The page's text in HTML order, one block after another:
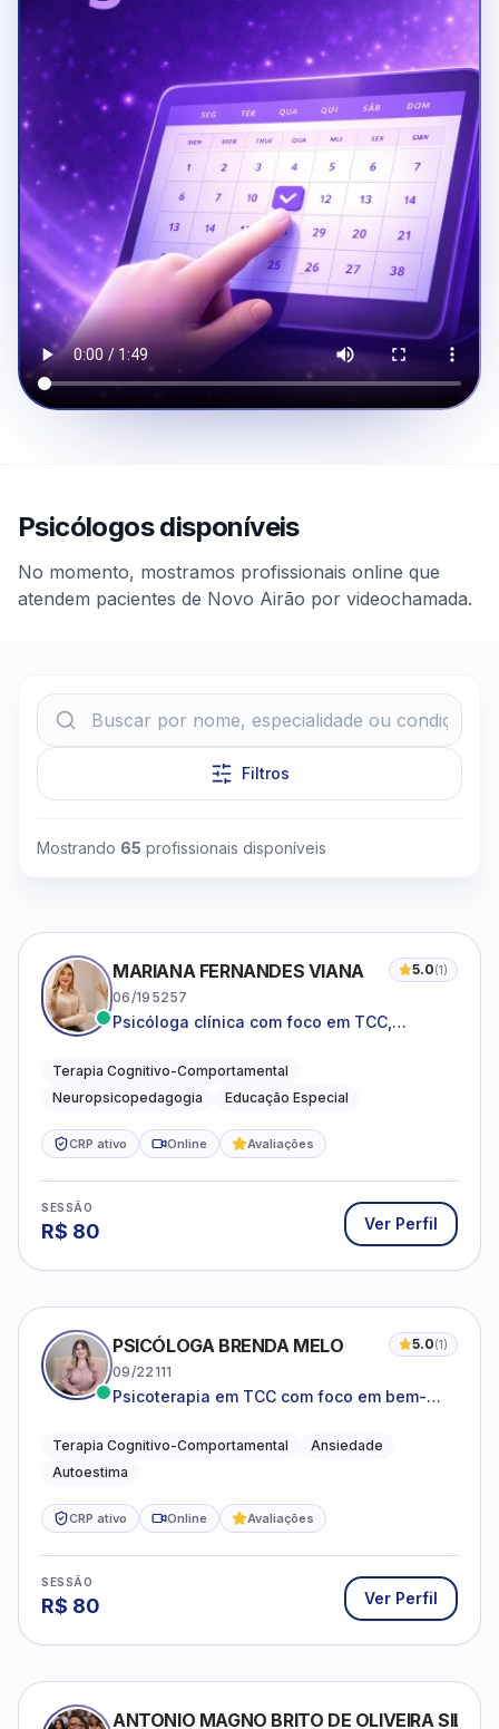
Clique para assistir
Psicólogos disponíveis
No momento, mostramos profissionais online que
atendem pacientes de Novo Airão por videochamada.
Filtros
Mostrando 65 profissionais disponíveis
MARIANA FERNANDES VIANA 5.0(1)
06/195257
Psicóloga clínica com foco em TCC,
do neurodesenvolvimento.
Terapia Cognitivo-Comportamental
Neuropsicopedagogia
Educação Especial
CRP ativo Online Avaliações
SESSÃO
R$ 80 Ver Perfil
PSICÓLOGA BRENDA MELO 5.0(1)
09/22111
Psicoterapia em TCC com foco em bem-
o cotidiano
Terapia Cognitivo-Comportamental
Ansiedade
Autoestima
CRP ativo Online Avaliações
SESSÃO
R$ 80 Ver Perfil
ANTONIO MAGNO BRITO DE OLIVEIRA SILVA